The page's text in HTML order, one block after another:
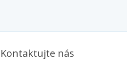
Kontaktujte nás